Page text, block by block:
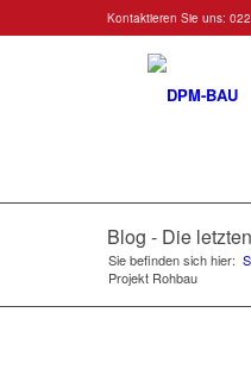
Kontaktieren Sie uns:
Blog - Die
Sie befinden sich hier:
Projekt Rohbau